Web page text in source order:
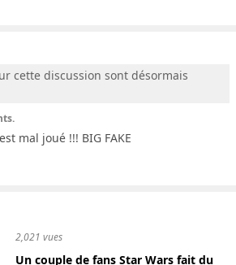
cette discussion sont désormais
mal joué !!! BIG FAKE
2,021 vues
Un couple de fans Star Wars fait du